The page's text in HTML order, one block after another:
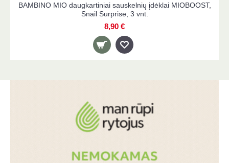
BAMBINO MIO daugkartiniai sauskelnių įdėklai MIOBOOST,
Snail Surprise, 3 vnt.
8,90 €